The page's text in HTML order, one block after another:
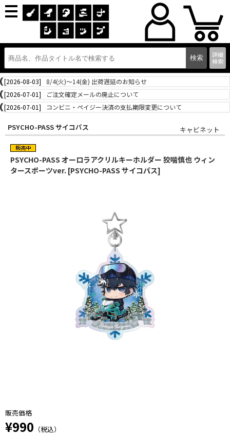
詳細
検索
[2026-08-03]
8/4(火)～14(金) 出荷遅延のお知らせ
[2026-07-01]
ご注文確定メールの廃止について
[2026-07-01]
コンビニ・ペイジー決済の支払期限変更について
PSYCHO-PASS サイコパス キャビネット
PSYCHO-PASS オーロラアクリルキーホルダー 狡噛慎也 ウィン
タースポーツver. [PSYCHO-PASS サイコパス]
販売価格
¥990 （税込）